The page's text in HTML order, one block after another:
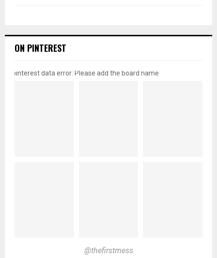
ON PINTEREST
pinterest data error: Please add the board name
@thefirstmess